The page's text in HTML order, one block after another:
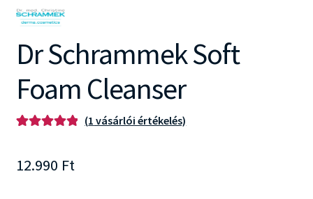
Dr Schrammek Soft
Foam Cleanser
értékelés
(1 vásárlói értékelés)
12.990 Ft